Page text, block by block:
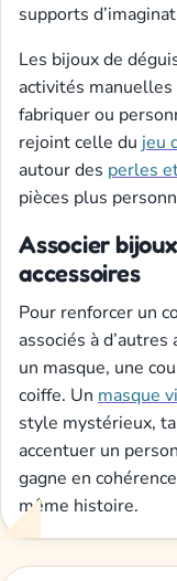
supports
Les bijoux de
activités manuelles
fabriquer ou
rejoint celle du jeu
autour des perles
pièces plus
Associer
accessoires
Pour renforcer un
associés à
un masque, une
coiffe. Un masque
style mystérieux,
accentuer un
gagne en
même histoire.